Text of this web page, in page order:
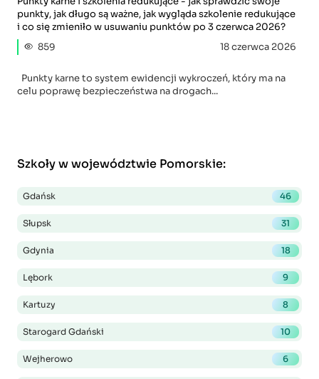
punkty, jak długo są ważne, jak wygląda szkolenie redukujące
i co się zmieniło w usuwaniu punktów po 3 czerwca 2026?
859
18 czerwca 2026
Punkty karne to system ewidencji wykroczeń, który ma na
celu poprawę bezpieczeństwa na drogach...
Szkoły w województwie Pomorskie:
Gdańsk 46
Słupsk 31
Gdynia 18
Lębork 9
Kartuzy 8
Starogard Gdański 10
Wejherowo 6